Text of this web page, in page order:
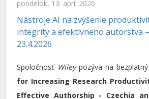
pondelok, 13. apríl 2026
Nástroje AI na zvýšenie
integrity a efektívneho autorstva
23.4.2026
Spoločnosť Wileypozýva na
for Increasing Research
Effective Authorship - Czechia